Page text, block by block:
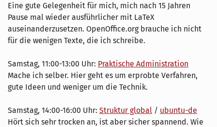
Eine gute Gelegenheit für mich, mich nach 15 Jahren
Pause mal wieder ausführlicher mit LaTeX
auseinanderzusetzen. OpenOffice.org brauche ich nicht
für die wenigen Texte, die ich schreibe.
Samstag, 11:00-13:00 Uhr: Praktische Administration
Mache ich selber. Hier geht es um erprobte Verfahren,
gute Ideen und weniger um die Technik.
Samstag, 14:00-16:00 Uhr: Struktur global / ubuntu-de
Hört sich sehr trocken an, ist aber sicher spannend. Wie